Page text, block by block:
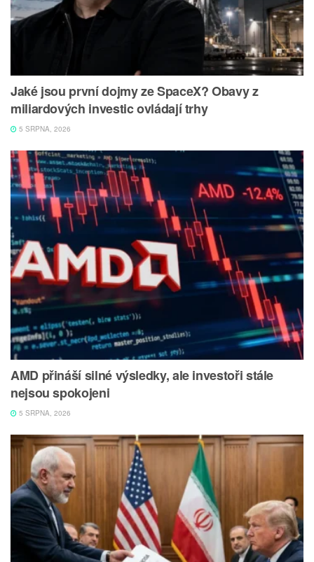
Jaké jsou první dojmy ze SpaceX? Obavy z
miliardových investic ovládají trhy
5 SRPNA, 2026
AMD přináší silné výsledky, ale investoři stále
nejsou spokojeni
5 SRPNA, 2026